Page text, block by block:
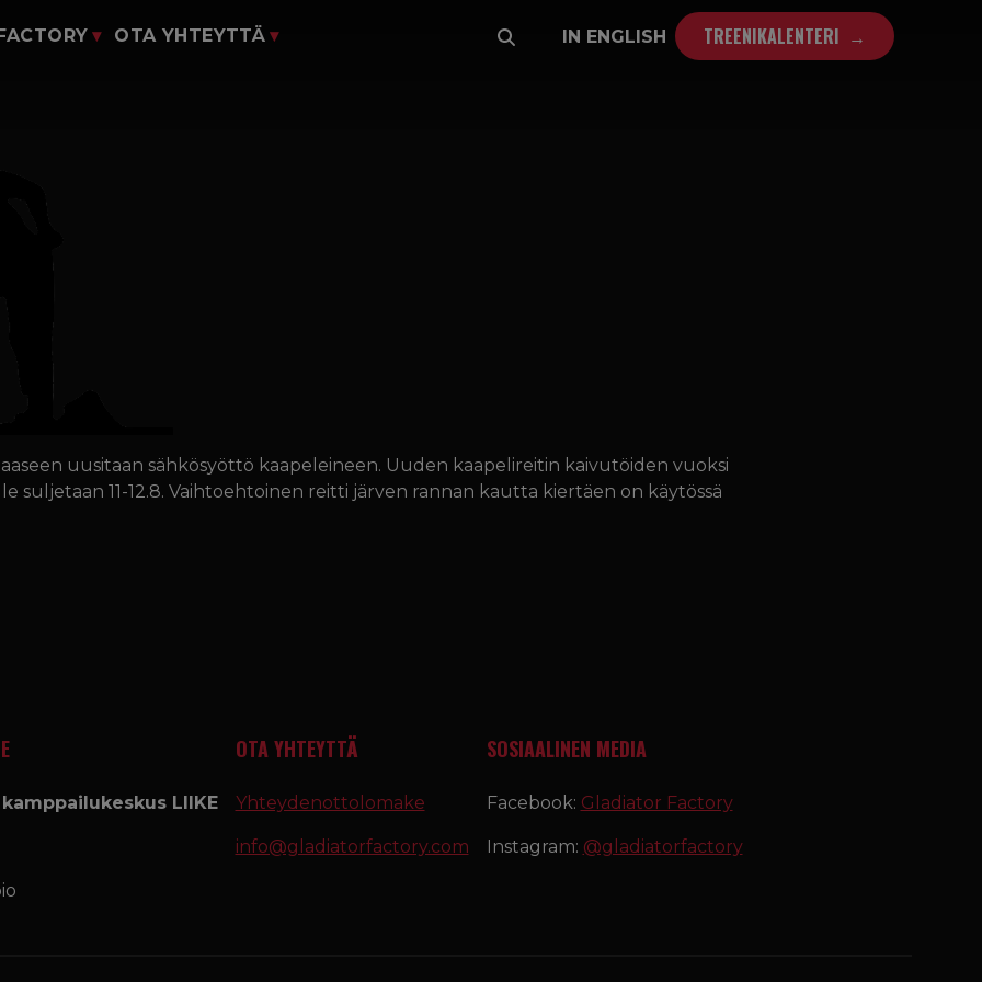
OTA YHTEYTTÄ IN ENGLISH TREENIKALENTERI
uusitaan sähkösyöttö kaapeleineen. Uuden kaapelireitin kaivutöiden vuoksi
suljetaan 11-12.8. Vaihtoehtoinen reitti järven rannan kautta kiertäen on käytössä
LIIKE
OTA YHTEYTTÄ
Yhteydenottolomake
info@gladiatorfactory.com
SOSIAALINEN MEDIA
Facebook: Gladiator Factory
Instagram: @gladiatorfactory